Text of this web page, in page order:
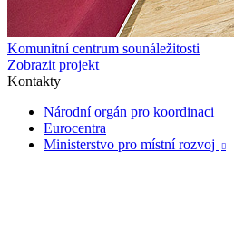
Komunitní centrum sounáležitosti
Zobrazit projekt
Kontakty
Národní orgán pro koordinaci
Eurocentra
Ministerstvo pro místní rozvoj
